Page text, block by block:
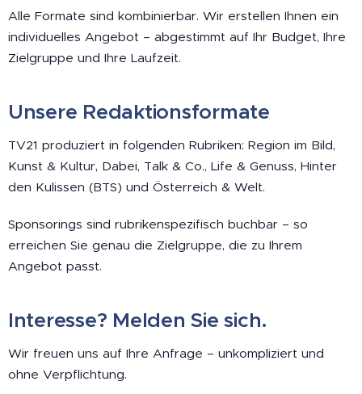
Alle Formate sind kombinierbar. Wir erstellen Ihnen ein
individuelles Angebot – abgestimmt auf Ihr Budget, Ihre
Zielgruppe und Ihre Laufzeit.
Unsere Redaktionsformate
TV21 produziert in folgenden Rubriken: Region im Bild,
Kunst & Kultur, Dabei, Talk & Co., Life & Genuss, Hinter
den Kulissen (BTS) und Österreich & Welt.
Sponsorings sind rubrikenspezifisch buchbar – so
erreichen Sie genau die Zielgruppe, die zu Ihrem
Angebot passt.
Interesse? Melden Sie sich.
Wir freuen uns auf Ihre Anfrage – unkompliziert und
ohne Verpflichtung.